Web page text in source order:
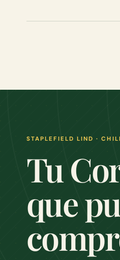
STAPLEFIELD LIND ·
Tu
que